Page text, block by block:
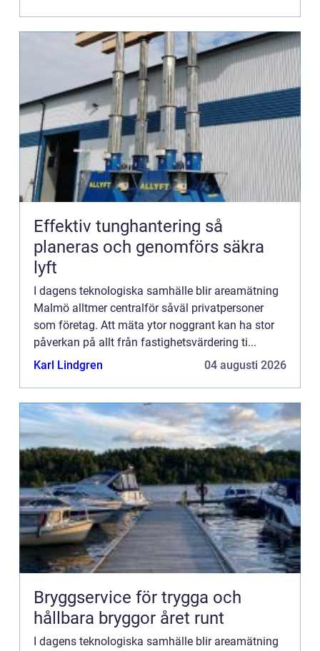
Effektiv tunghantering så
planeras och genomförs säkra
lyft
I dagens teknologiska samhälle blir areamätning
Malmö alltmer centralför såväl privatpersoner
som företag. Att mäta ytor noggrant kan ha stor
påverkan på allt från fastighetsvärdering ti...
Karl Lindgren
04 augusti 2026
Bryggservice för trygga och
hållbara bryggor året runt
I dagens teknologiska samhälle blir areamätning